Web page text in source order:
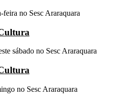
feira no Sesc Araraquara
sábado no Sesc Araraquara
no Sesc Araraquara